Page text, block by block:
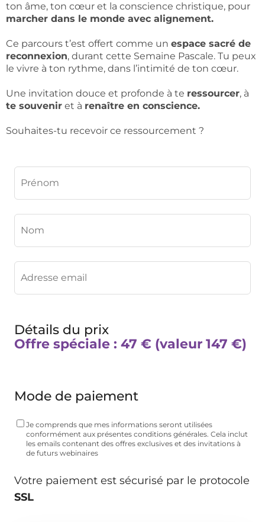
ton âme, ton cœur et la conscience christique, pour
marcher dans le monde avec alignement.
Ce parcours t’est offert comme un espace sacré de
reconnexion, durant cette Semaine Pascale. Tu peux
le vivre à ton rythme, dans l’intimité de ton cœur.
Une invitation douce et profonde à te ressourcer, à
te souvenir et à renaître en conscience.
Souhaites-tu recevoir ce ressourcement ?
Détails du prix
Offre spéciale : 47 € (valeur 147 €)
Mode de paiement
Je comprends que mes informations seront utilisées
conformément aux présentes conditions générales. Cela inclut
les emails contenant des offres exclusives et des invitations à
de futurs webinaires
Votre paiement est sécurisé par le protocole
SSL